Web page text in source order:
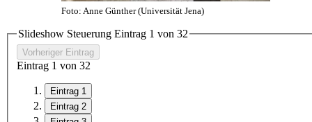
Foto: Anne Günther (Universität Jena)
Slideshow Steuerung Eintrag 1 von 32
Vorheriger Eintrag
Eintrag 1 von 32
Eintrag 1
Eintrag 2